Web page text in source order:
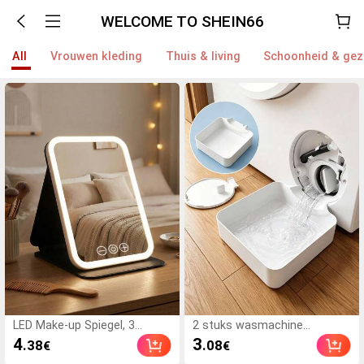
WELCOME TO SHEIN66
All Vrouwen kleding Thuis & living Schoonheid &
LED Make-up Spiegel, 3
Verlichtingsmodi, Verstelbare
Helderheid, Draagbaar
4.38€
2 stuks wasmachine
afvoerbak, waterdichte
vloermat voor de wasruimte,
3.08€